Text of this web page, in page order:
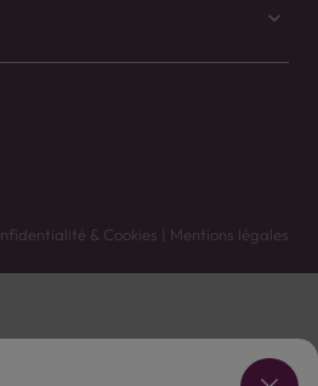
& Cookies | Mentions légales
votre caviste pour plus de renseignements.